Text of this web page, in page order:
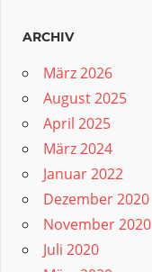
ARCHIV
März 2026
August 2025
April 2025
März 2024
Januar 2022
Dezember 2020
November 2020
Juli 2020